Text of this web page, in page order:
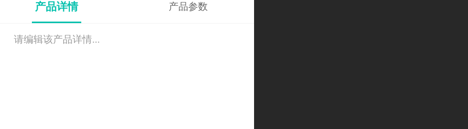
产品详情 产品参数
请编辑该产品详情...